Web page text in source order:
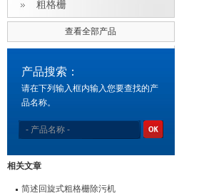
粗格栅
查看全部产品
产品搜索：
请在下列输入框内输入您要查找的产
品名称。
相关文章
简述回旋式粗格栅除污机